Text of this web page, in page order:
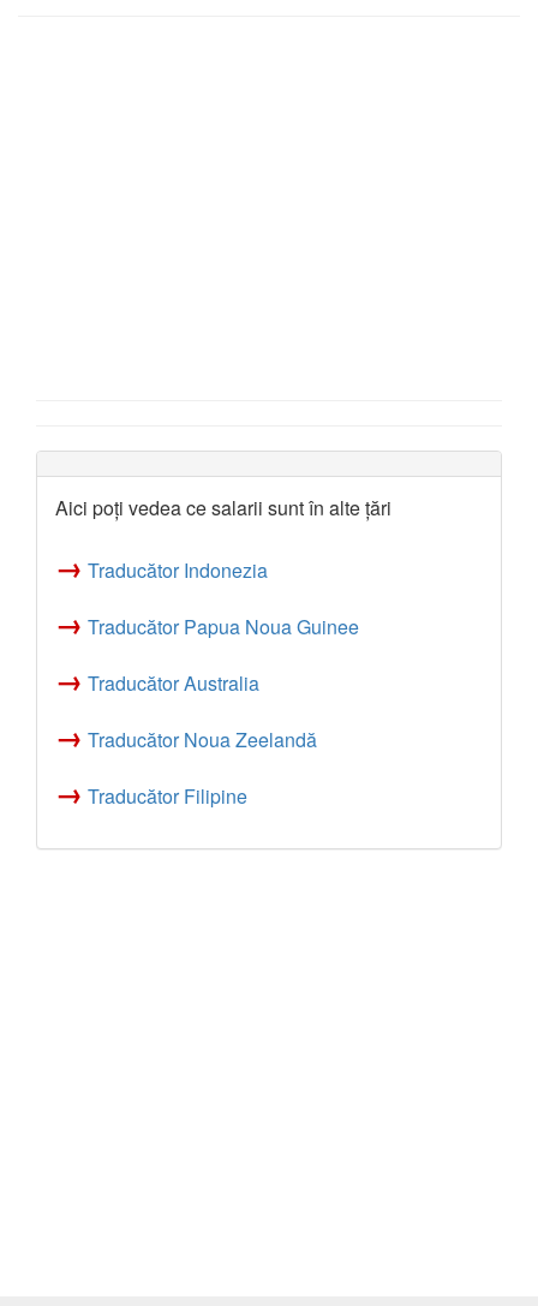
Aici poți vedea ce salarii sunt în alte țări
→ Traducător Indonezia
→ Traducător Papua Noua Guinee
→ Traducător Australia
→ Traducător Noua Zeelandă
→ Traducător Filipine